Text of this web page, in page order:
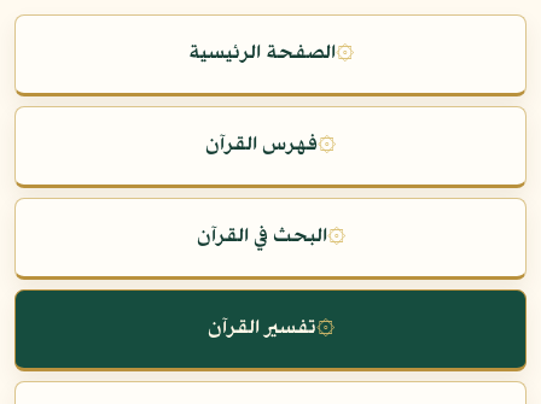
۞الصفحة الرئيسية
۞فهرس القرآن
۞البحث في القرآن
۞تفسير القرآن